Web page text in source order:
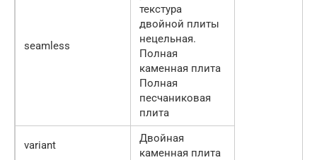
seamless
текстура
двойной плиты
нецельная.
Полная
каменная плита
Полная
песчаниковая
плита
variant
Двойная
каменная плита